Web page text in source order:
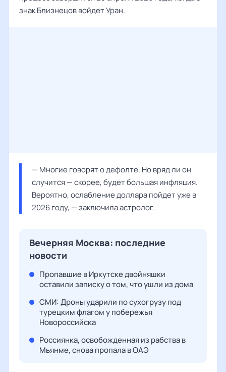
знак Близнецов войдет Уран.
— Многие говорят о дефолте. Но вряд ли он
случится — скорее, будет большая инфляция.
Вероятно, ослабление доллара пойдет уже в
2026 году, — заключила астролог.
Вечерняя Москва: последние
новости
Пропавшие в Иркутске двойняшки
оставили записку о том, что ушли из дома
СМИ: Дроны ударили по сухогрузу под
турецким флагом у побережья
Новороссийска
Россиянка, освобожденная из рабства в
Мьянме, снова пропала в ОАЭ